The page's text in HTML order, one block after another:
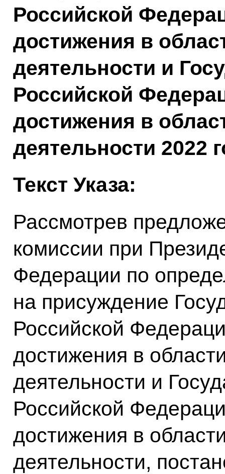
Российской
достижения в
деятельности и
Российской
достижения в
деятельности 2022
Текст Указа:
Рассмотрев
комиссии при
Федерации по
на присуждение
Российской
достижения в
деятельности и
Российской
достижения в
деятельности,